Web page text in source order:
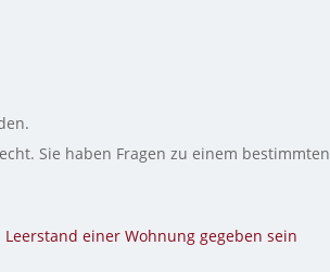
Sie haben Fragen zu einem bestimmten
einer Wohnung gegeben sein